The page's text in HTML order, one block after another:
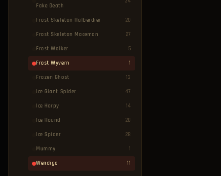
Fake Death
Frost Skeleton Halberdier 20
Frost Skeleton Maceman 27
Frost Walker 5
Frost Wyvern 1
Frozen Ghost 13
Ice Giant Spider 47
Ice Harpy 14
Ice Hound 28
Ice Spider 28
Mummy 1
Wendigo 11